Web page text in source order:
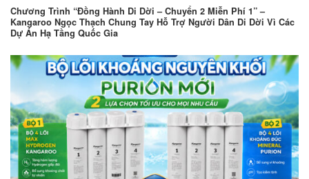
Chương Trình “Đồng Hành Di Dời – Chuyển 2 Miễn Phí 1” –
Kangaroo Ngọc Thạch Chung Tay Hỗ Trợ Người Dân Di Dời Vì Các
Dự Án Hạ Tầng Quốc Gia